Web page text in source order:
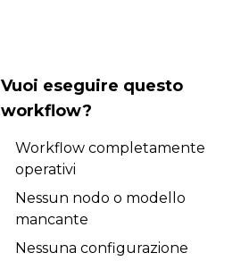
Vuoi eseguire questo
workflow?
Workflow completamente
operativi
Nessun nodo o modello
mancante
Nessuna configurazione